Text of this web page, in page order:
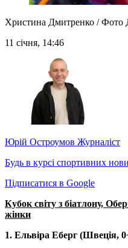
Христина Дмитренко / Фото
11 січня, 14:46
Юрій Остроумов Журналіст
Будь в курсі спортивних
Підписатися в Google
Кубок світу з біатлону,
жінки
1. Ельвіра Еберг (Швеція,